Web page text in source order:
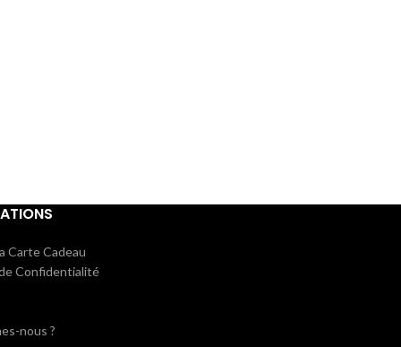
Carte Cadeau
Confidentialité
nous ?